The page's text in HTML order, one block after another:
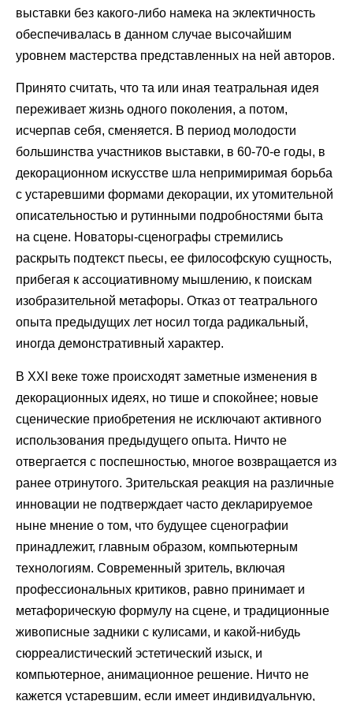
выставки без какого-либо намека на эклектичность
обеспечивалась в данном случае высочайшим
уровнем мастерства представленных на ней авторов.
Принято считать, что та или иная театральная идея
переживает жизнь одного поколения, а потом,
исчерпав себя, сменяется. В период молодости
большинства участников выставки, в 60-70-е годы, в
декорационном искусстве шла непримиримая борьба
с устаревшими формами декорации, их утомительной
описательностью и рутинными подробностями быта
на сцене. Новаторы-сценографы стремились
раскрыть подтекст пьесы, ее философскую сущность,
прибегая к ассоциативному мышлению, к поискам
изобразительной метафоры. Отказ от театрального
опыта предыдущих лет носил тогда радикальный,
иногда демонстративный характер.
В XXI веке тоже происходят заметные изменения в
декорационных идеях, но тише и спокойнее; новые
сценические приобретения не исключают активного
использования предыдущего опыта. Ничто не
отвергается с поспешностью, многое возвращается из
ранее отринутого. Зрительская реакция на различные
инновации не подтверждает часто декларируемое
ныне мнение о том, что будущее сценографии
принадлежит, главным образом, компьютерным
технологиям. Современный зритель, включая
профессиональных критиков, равно принимает и
метафорическую формулу на сцене, и традиционные
живописные задники с кулисами, и какой-нибудь
сюрреалистический эстетический изыск, и
компьютерное, анимационное решение. Ничто не
кажется устаревшим, если имеет индивидуальную,